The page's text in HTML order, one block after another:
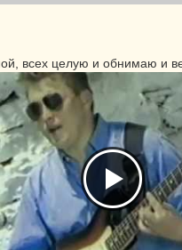
всех целую и обнимаю и